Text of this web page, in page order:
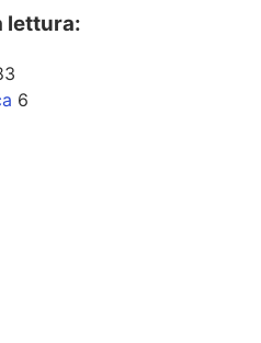
lettura:
6